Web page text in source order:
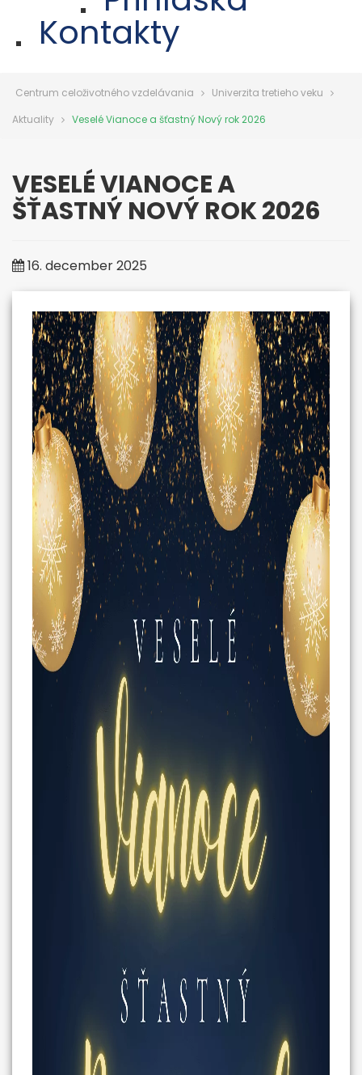
Kontakty
Centrum celoživotného vzdelávania
Univerzita tretieho veku
Aktuality
Veselé Vianoce a šťastný Nový rok 2026
VESELÉ VIANOCE A
ŠŤASTNÝ NOVÝ ROK 2026
16. december 2025